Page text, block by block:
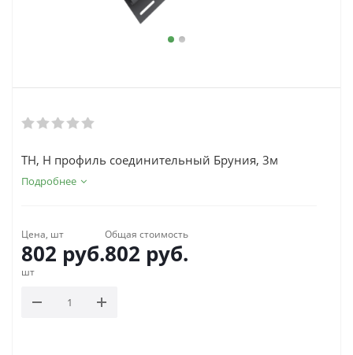
ТН, Н профиль соединительный Бруния, 3м
Подробнее
Цена, шт
802 руб.
Общая стоимость
802 руб.
шт